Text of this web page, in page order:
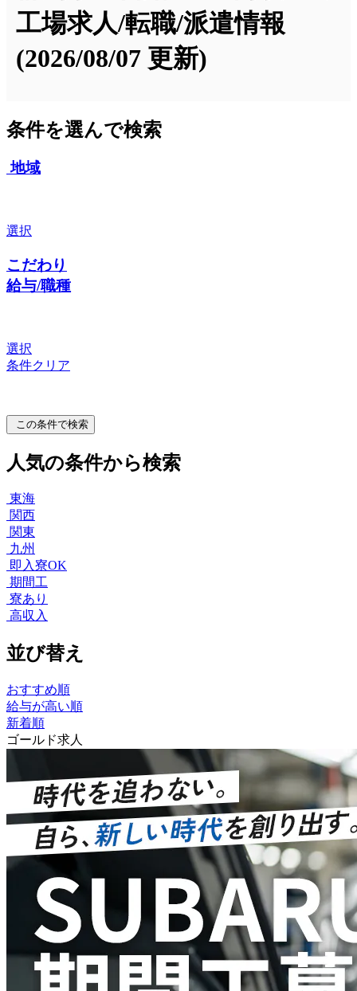
工場求人/転職/派遣情報
(2026/08/07 更新)
条件を選んで検索
地域
選択
こだわり
給与/職種
選択
条件クリア
この条件で検索
人気の条件から検索
東海
関西
関東
九州
即入寮OK
期間工
寮あり
高収入
並び替え
おすすめ順
給与が高い順
新着順
ゴールド求人